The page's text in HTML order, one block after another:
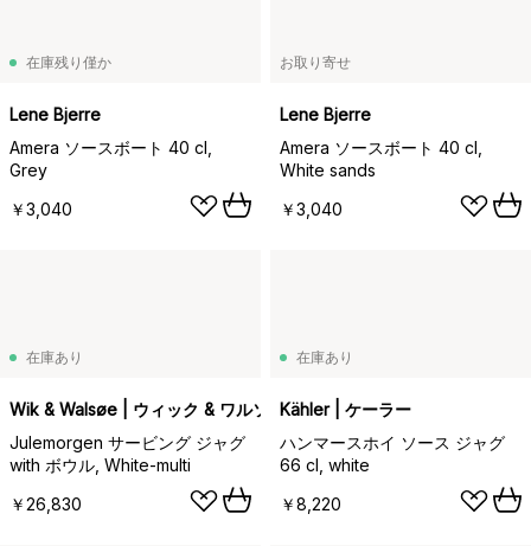
在庫残り僅か
Lene Bjerre
Amera ソースボート 40 cl,
Grey
￥3,040
お取り寄せ
Lene Bjerre
Amera ソースボート 40 cl,
White sands
￥3,040
在庫あり
Wik & Walsøe | ウィック & ワルソー
Julemorgen サービング ジャグ
with ボウル, White-multi
￥26,830
在庫あり
Kähler | ケーラー
ハンマースホイ ソース ジャグ
66 cl, white
￥8,220